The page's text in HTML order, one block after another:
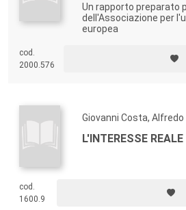
Un rapporto preparato
dell'Associazione per
europea
cod.
2000.576
Giovanni Costa,
L'INTERESSE
cod.
1600.9